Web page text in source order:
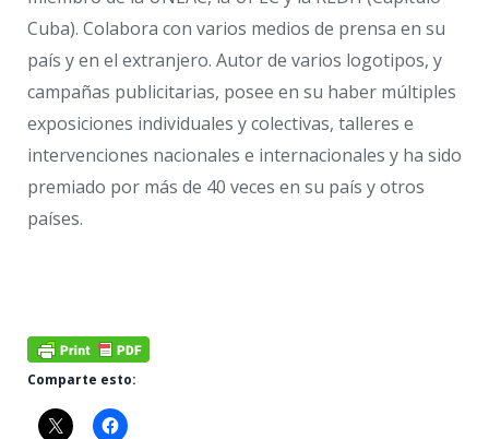
Cuba). Colabora con varios medios de prensa en su
país y en el extranjero. Autor de varios logotipos, y
campañas publicitarias, posee en su haber múltiples
exposiciones individuales y colectivas, talleres e
intervenciones nacionales e internacionales y ha sido
premiado por más de 40 veces en su país y otros
países.
Comparte esto: